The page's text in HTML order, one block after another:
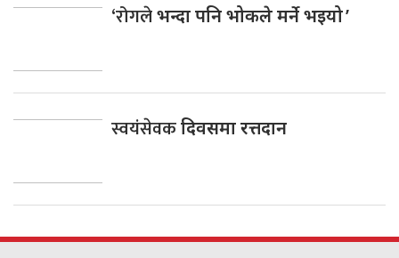
‘रोगलेभन्दा पनि भोकले मर्ने भइयो ’
स्वयंसेवकदिवसमा रत्तदान